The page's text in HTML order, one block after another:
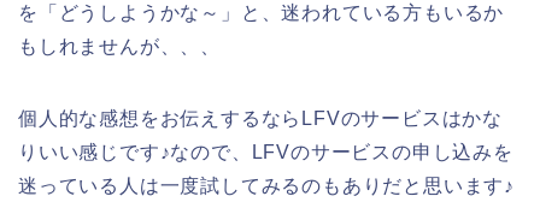
を「どうしようかな～」と、迷われている方もいるか
もしれませんが、、、
個人的な感想をお伝えするならLFVのサービスはかな
りいい感じです♪なので、LFVのサービスの申し込みを
迷っている人は一度試してみるのもありだと思います♪